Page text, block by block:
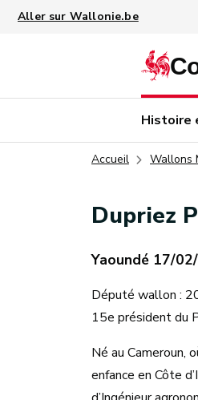
Histoire
Accueil Wallons
Dupriez
Yaoundé 17/
Député wallon :
15e président du
Né au Cameroun,
enfance en Côte